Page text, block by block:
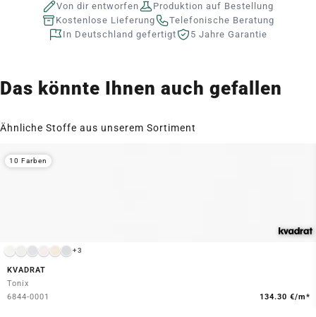
Von dir entworfen
Produktion auf Bestellung
Kostenlose Lieferung
Telefonische Beratung
In Deutschland gefertigt
5 Jahre Garantie
Das könnte Ihnen auch gefallen
Ähnliche Stoffe aus unserem Sortiment
+3
KVADRAT
Tonix
6844-0001
134.30 €/m*
10 Farben